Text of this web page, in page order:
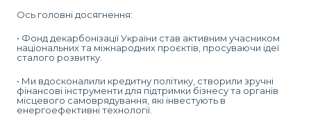
Ось головні досягнення:
• Фонд декарбонізації України став активним учасником
національних та міжнародних проєктів, просуваючи ідеї
сталого розвитку.
• Ми вдосконалили кредитну політику, створили зручні
фінансові інструменти для підтримки бізнесу та органів
місцевого самоврядування, які інвестують в
енергоефективні технології.